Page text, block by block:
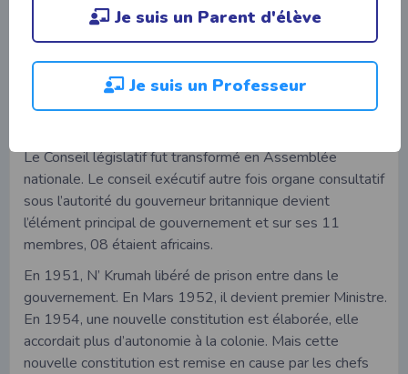
derrière lui la jeune masse éclairée. En 1948 les leaders
du nouveau parti seront jetés en prison à la suite de
troubles éclatées à Accra. Malgré cela la CPP remporta
les élections municipales de 1950. Les britanniques face
à cette situation décidèrent alors d’élaborer une nouvelle
Le Conseil législatif fut transformé en Assemblée
nationale. Le conseil exécutif autre fois organe consultatif
sous l’autorité du gouverneur britannique devient
l’élément principal de gouvernement et sur ses 11
membres, 08 étaient africains.
En 1951, N’ Krumah libéré de prison entre dans le
gouvernement. En Mars 1952, il devient premier Ministre.
En 1954, une nouvelle constitution est élaborée, elle
accordait plus d’autonomie à la colonie. Mais cette
nouvelle constitution est remise en cause par les chefs
Je suis un Parent d'élève
Je suis un Professeur